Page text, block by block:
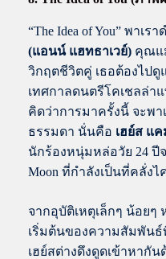
“The Idea of You” พาเร
(แอนน์ แฮทธาเวย์)คุณแม่
วิกฤตชีวิตคู่ เธอต้องไป
เทศกาลดนตรีโคเชลล่า
คิดว่าการมาครั้งนี้ จะพ
ธรรมดา นั่นคือ เฮย์ส แ
นักร้องหนุ่มหล่อวัย 24 ปี
Moon ที่กำลังเป็นที่คลั่ง
จากอุบัติเหตุเล็กๆ น้อยๆ
เริ่มต้นของความสัมพันธ์
เฮย์สต่างดึงดูดเข้าหากั